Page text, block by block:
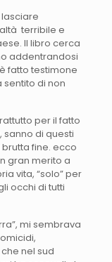
terribile e
Il libro cerca
addentrandosi
fatto testimone
di non
per il fatto
di questi
fine. ecco
gran merito a
vita, “solo” per
occhi di tutti
mi sembrava
nel sud